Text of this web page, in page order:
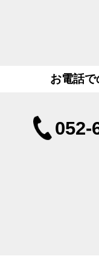
お電話
052-